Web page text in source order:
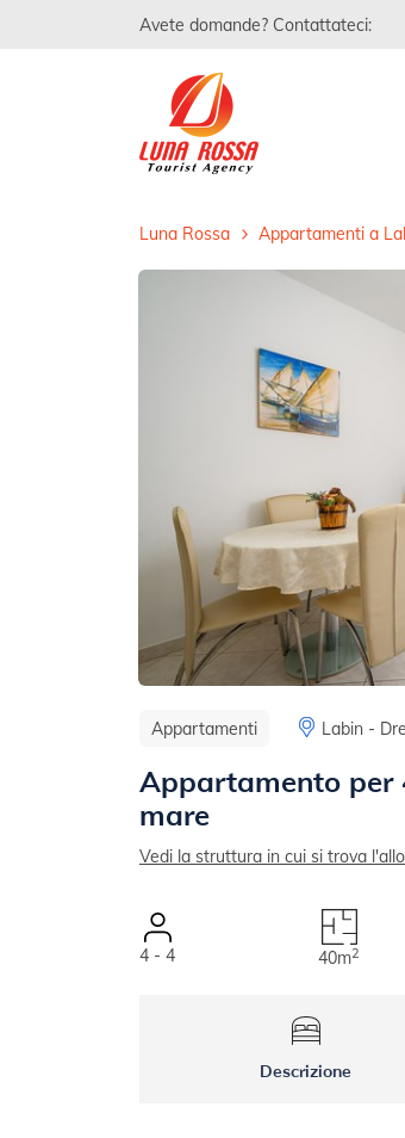
Avete domande? Contattateci:
Luna Rossa Appartamenti a
Appartamenti Labin -
Appartamento per
mare
Vedi la struttura in cui si trova
4 - 4 40m2
Descrizione